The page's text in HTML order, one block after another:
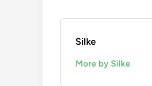
Silke
More by Silke